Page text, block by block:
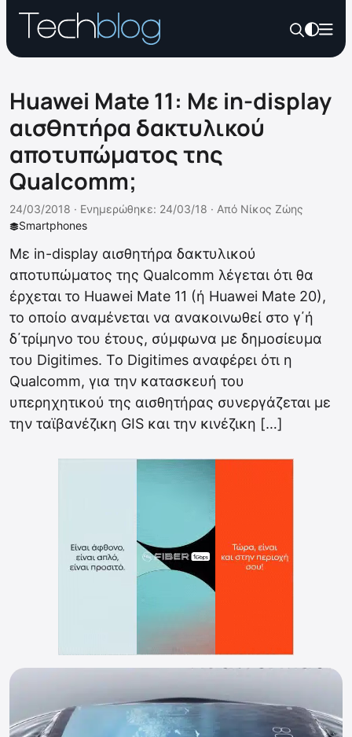
Huawei Mate 11: Με in-display
αισθητήρα δακτυλικού
αποτυπώματος της
Qualcomm;
Smartphones
24/03/2018 · Ενημερώθηκε: 24/03/18 · Από Νίκος Ζώης
Με in-display αισθητήρα δακτυλικού
αποτυπώματος της Qualcomm λέγεται ότι θα
έρχεται το Huawei Mate 11 (ή Huawei Mate 20),
το οποίο αναμένεται να ανακοινωθεί στο γ΄ή
δ΄τρίμηνο του έτους, σύμφωνα με δημοσίευμα
του Digitimes. Το Digitimes αναφέρει ότι η
Qualcomm, για την κατασκευή του
υπερηχητικού της αισθητήρας συνεργάζεται με
την ταϊβανέζικη GIS και την κινέζικη […]